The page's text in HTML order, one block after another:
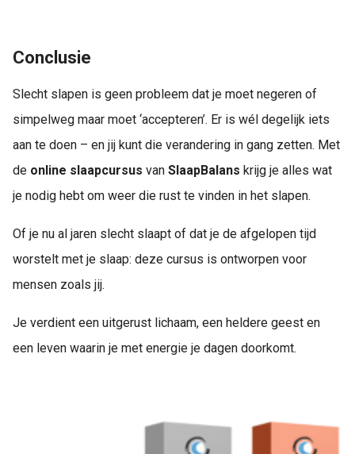
Conclusie
Slecht slapen is geen probleem dat je moet negeren of
simpelweg maar moet ‘accepteren’. Er is wél degelijk iets
aan te doen – en jij kunt die verandering in gang zetten. Met
de online slaapcursus van SlaapBalans krijg je alles wat
je nodig hebt om weer die rust te vinden in het slapen.
Of je nu al jaren slecht slaapt of dat je de afgelopen tijd
worstelt met je slaap: deze cursus is ontworpen voor
mensen zoals jij.
Je verdient een uitgerust lichaam, een heldere geest en
een leven waarin je met energie je dagen doorkomt.